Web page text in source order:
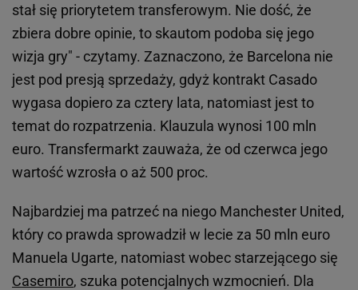
stał się priorytetem transferowym. Nie dość, że
zbiera dobre opinie, to skautom podoba się jego
wizja gry" - czytamy. Zaznaczono, że Barcelona nie
jest pod presją sprzedaży, gdyż kontrakt Casado
wygasa dopiero za cztery lata, natomiast jest to
temat do rozpatrzenia. Klauzula wynosi 100 mln
euro. Transfermarkt zauważa, że od czerwca jego
wartość wzrosła o aż 500 proc.
Najbardziej ma patrzeć na niego Manchester United,
który co prawda sprowadził w lecie za 50 mln euro
Manuela Ugarte, natomiast wobec starzejącego się
Casemiro, szuka potencjalnych wzmocnień. Dla